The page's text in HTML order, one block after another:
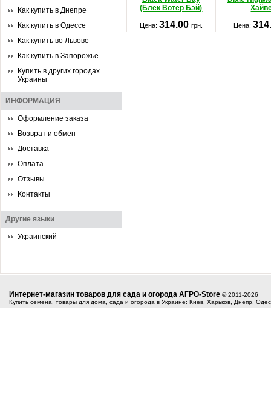
Как купить в Днепре
Как купить в Одессе
Как купить во Львове
Как купить в Запорожье
Купить в других городах
Украины
ИНФОРМАЦИЯ
Оформление заказа
Возврат и обмен
Доставка
Оплата
Отзывы
Контакты
Другие языки
Украинский
(Блек Вотер Бэй)
Цена: 314.00 грн. Цена:
Интернет-магазин товаров для сада и огорода АГРО-Store © 2011-2026
Купить семена, товары для дома, сада и огорода в Украине: Киев, Харьков, Днепр,